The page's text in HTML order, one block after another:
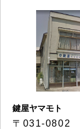
鍵屋ヤマモト
〒031-0802